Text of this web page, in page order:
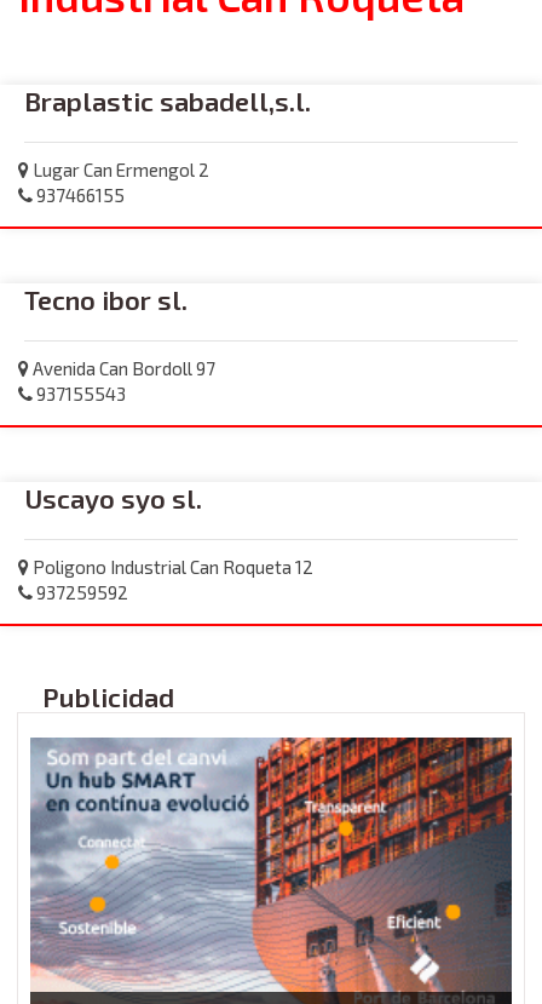
Braplastic sabadell,s.l.
Lugar Can Ermengol 2
937466155
Tecno ibor sl.
Avenida Can Bordoll 97
937155543
Uscayo syo sl.
Poligono Industrial Can Roqueta 12
937259592
Publicidad